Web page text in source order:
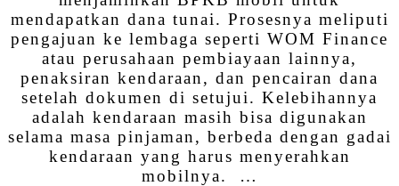
mendapatkan dana tunai. Prosesnya meliputi
pengajuan ke lembaga seperti WOM Finance
atau perusahaan pembiayaan lainnya,
penaksiran kendaraan, dan pencairan dana
setelah dokumen di setujui. Kelebihannya
adalah kendaraan masih bisa digunakan
selama masa pinjaman, berbeda dengan gadai
kendaraan yang harus menyerahkan
mobilnya. …